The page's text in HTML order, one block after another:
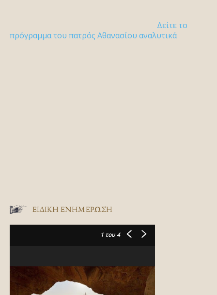
Δείτε το
πρόγραμμα του πατρός Αθανασίου αναλυτικά
ΕΙΔΙΚΉ ΕΝΗΜΈΡΩΣΗ
1 του 4